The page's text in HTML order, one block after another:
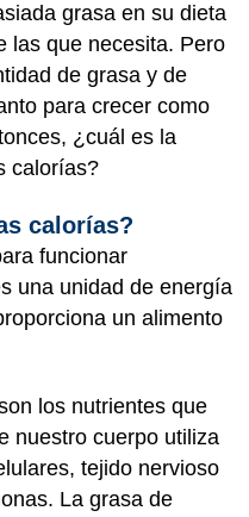
grasa en su dieta
las que necesita. Pero
de grasa y de
para crecer como
¿cuál es la
calorías?
calorías?
funcionar
una unidad de energía
un alimento
los nutrientes que
nuestro cuerpo utiliza
tejido nervioso
La grasa de